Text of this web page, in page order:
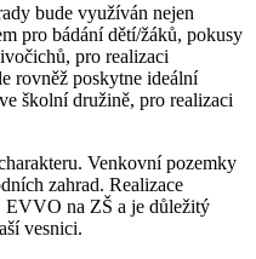
bude využíván nejen
pro bádání dětí/žáků, pokusy
pro realizaci
rovněž poskytne ideální
školní družině, pro realizaci
Venkovní pozemky
zahrad. Realizace
EVVO na ZŠ a je důležitý
vesnici.